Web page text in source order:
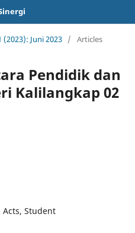
(2023): Juni 2023 / Articles
Pendidik dan
Kalilangkap 02
Acts, Student